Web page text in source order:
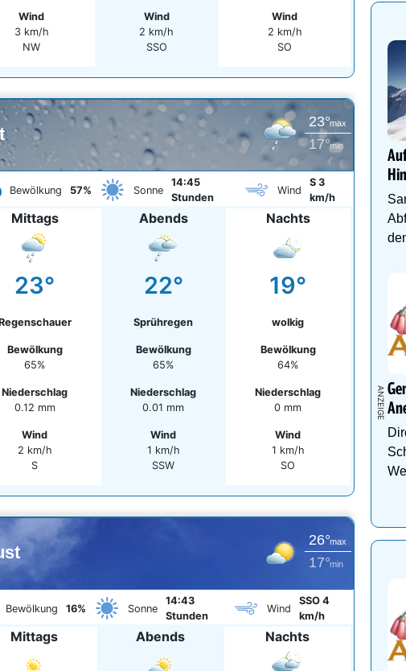
Wind
3 km/h
NW
Wind
2 km/h
SSO
Wind
2 km/h
SO
23°max
17°min
Bewölkung 57% Sonne
14:45
Stunden
Wind
S 3
km/h
Mittags
23°
Bewölkung
65%
Niederschlag
0.12 mm
Wind
2 km/h
S
Abends
22°
Sprühregen
Bewölkung
65%
Niederschlag
0.01 mm
Wind
1 km/h
SSW
Nachts
19°
wolkig
Bewölkung
64%
Niederschlag
0 mm
Wind
1 km/h
SO
26°max
17°min
Bewölkung 16% Sonne
14:43
Stunden
Wind
SSO 4
km/h
Mittags Abends Nachts